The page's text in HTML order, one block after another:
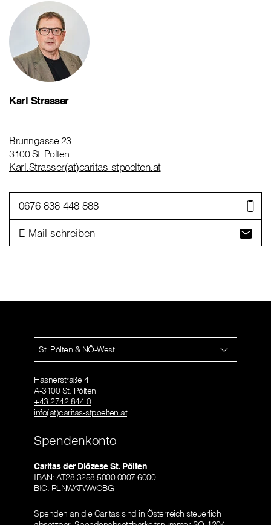
Karl Strasser
Brunngasse 23
3100 St. Pölten
Karl.Strasser(at)caritas-stpoelten.at
0676 838 448 888
E-Mail schreiben
St. Pölten & NÖ-West
Hasnerstraße 4
A-3100 St. Pölten
+43 2742 844 0
info(at)caritas-stpoelten.at
Spendenkonto
Caritas der Diözese St. Pölten
IBAN: AT28 3258 5000 0007 6000
BIC: RLNWATWWOBG
Spenden an die Caritas sind in Österreich steuerlich